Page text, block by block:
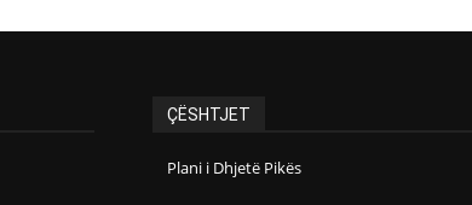
ÇËSHTJET
Plani i Dhjetë Pikës